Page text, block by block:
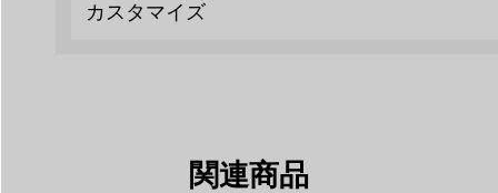
カスタマイズ
関連商品